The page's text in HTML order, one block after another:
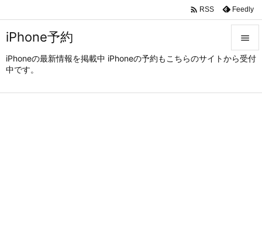
iPhone予約
iPhoneの最新情報を掲載中 iPhoneの予約もこちらのサイトから受付
中です。



 RSS Feedly